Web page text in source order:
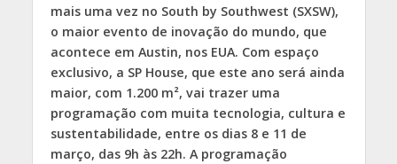
mais uma vez no South by Southwest (SXSW),
o maior evento de inovação do mundo, que
acontece em Austin, nos EUA. Com espaço
exclusivo, a SP House, que este ano será ainda
maior, com 1.200 m², vai trazer uma
programação com muita tecnologia, cultura e
sustentabilidade, entre os dias 8 e 11 de
março, das 9h às 22h. A programação